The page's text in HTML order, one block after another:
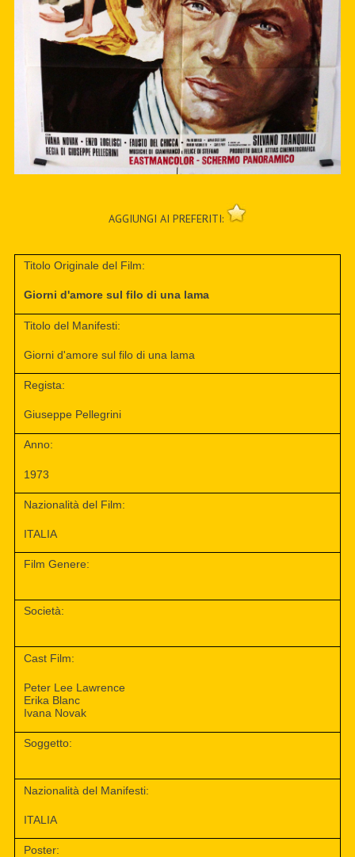
AGGIUNGI AI PREFERITI:
Titolo Originale del Film:
Giorni d'amore sul filo di una lama
Titolo del Manifesti:
Giorni d'amore sul filo di una lama
Regista:
Giuseppe Pellegrini
Anno:
1973
Nazionalità del Film:
ITALIA
Film Genere:
Società:
Cast Film:
Peter Lee Lawrence
Erika Blanc
Ivana Novak
Soggetto:
Nazionalità del Manifesti:
ITALIA
Poster: